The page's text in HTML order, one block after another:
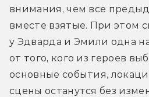
внимания, чем все
вместе взятые. При этом
у Эдварда и Эмили одна
от того, кого из героев
основные события,
сцены останутся без